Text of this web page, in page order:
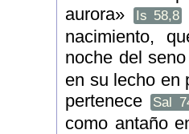
aurora»
Is 58,8
nacimiento,
noche del
en su lecho en
pertenece
Sal
como antaño